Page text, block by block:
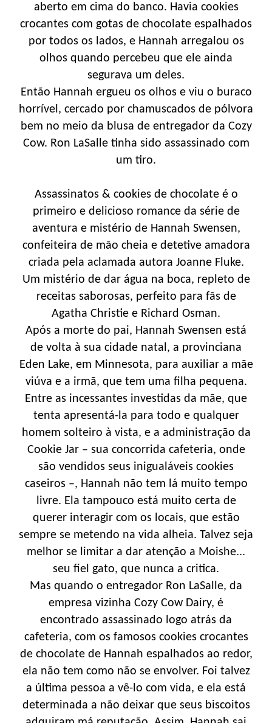
aberto em cima do banco. Havia cookies
crocantes com gotas de chocolate espalhados
por todos os lados, e Hannah arregalou os
olhos quando percebeu que ele ainda
segurava um deles.
Então Hannah ergueu os olhos e viu o buraco
horrível, cercado por chamuscados de pólvora
bem no meio da blusa de entregador da Cozy
Cow. Ron LaSalle tinha sido assassinado com
um tiro.
Assassinatos & cookies de chocolate é o
primeiro e delicioso romance da série de
aventura e mistério de Hannah Swensen,
confeiteira de mão cheia e detetive amadora
criada pela aclamada autora Joanne Fluke.
Um mistério de dar água na boca, repleto de
receitas saborosas, perfeito para fãs de
Agatha Christie e Richard Osman.
Após a morte do pai, ­Hannah Swensen está
de volta à sua cidade natal, a provinciana
Eden Lake, em Minnesota, para auxiliar a mãe
viúva e a irmã, que tem uma filha pequena.
Entre as incessantes investidas da mãe, que
tenta apresentá-la para todo e qualquer
homem solteiro à vista, e a administração da
Cookie Jar – sua concorrida cafeteria, onde
são vendidos seus inigualáveis cookies
caseiros –, Hannah não tem lá muito tempo
livre. Ela tampouco está muito certa de
querer interagir com os locais, que estão
sempre se metendo na vida alheia. Talvez seja
melhor se limitar a dar atenção a Moishe...
seu fiel gato, que nunca a critica.
Mas quando o entregador Ron LaSalle, da
empresa vizinha Cozy Cow Dairy, é
encontrado assassinado logo atrás da
cafeteria, com os famosos cookies crocantes
de chocolate de Hannah espalhados ao redor,
ela não tem como não se envolver. Foi talvez
a última pessoa a vê-lo com vida, e ela está
determinada a não deixar que seus biscoitos